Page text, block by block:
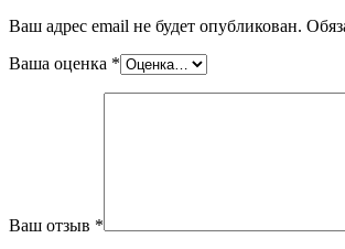
Ваш адрес email не будет опубликован.
Ваша оценка *
Ваш отзыв *